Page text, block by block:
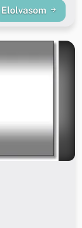
Elolvasom